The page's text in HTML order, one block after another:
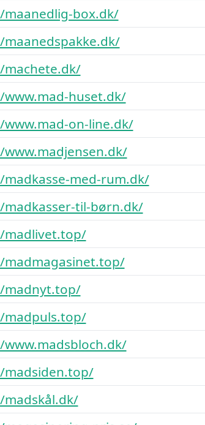
box.dk/
huset.dk/
on-line.dk/
med-rum.dk/
til-børn.dk/
madnyt.top/